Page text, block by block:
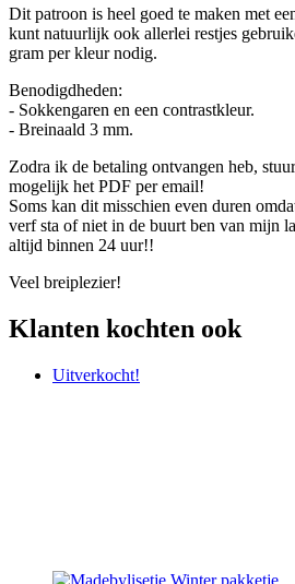
Dit patroon is heel goed te maken met
kunt natuurlijk ook allerlei restjes
gram per kleur nodig.
Benodigdheden:
- Sokkengaren en een contrastkleur.
- Breinaald 3 mm.
Zodra ik de betaling ontvangen heb,
mogelijk het PDF per email!
Soms kan dit misschien even duren
verf sta of niet in de buurt ben van mijn
altijd binnen 24 uur!!
Veel breiplezier!
Klanten kochten ook
Uitverkocht!